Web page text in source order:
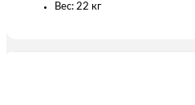
Вес: 22 кг